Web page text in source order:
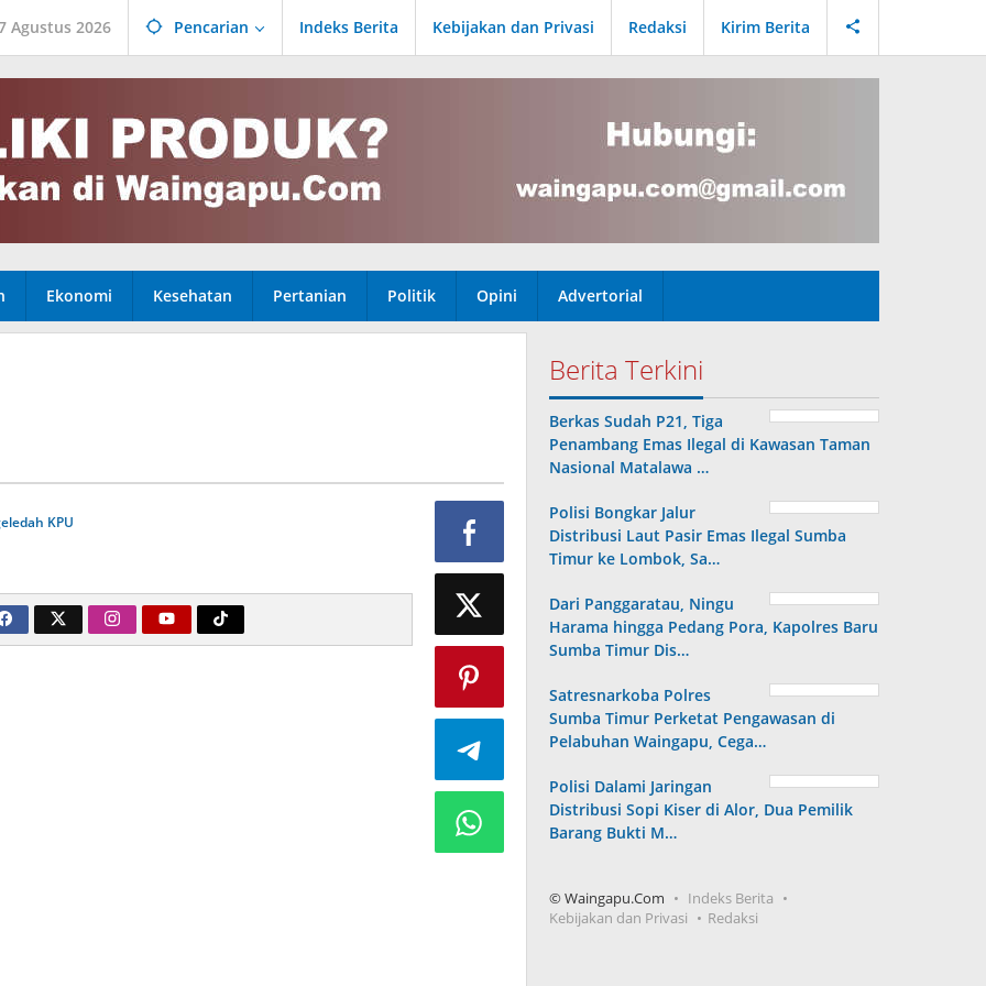
Agustus 2026 Pencarian Indeks Berita Kebijakan dan Privasi Redaksi Kirim Berita
Ekonomi Kesehatan Pertanian Politik Opini Advertorial
Berita Terkini
Berkas Sudah P21, Tiga
Penambang Emas Ilegal di Kawasan Taman
Nasional Matalawa …
Polisi Bongkar Jalur
Distribusi Laut Pasir Emas Ilegal Sumba
Timur ke Lombok, Sa…
Dari Panggaratau, Ningu
Harama hingga Pedang Pora, Kapolres Baru
Sumba Timur Dis…
Satresnarkoba Polres
Sumba Timur Perketat Pengawasan di
Pelabuhan Waingapu, Cega…
Polisi Dalami Jaringan
Distribusi Sopi Kiser di Alor, Dua Pemilik
Barang Bukti M…
© Waingapu.Com
Indeks Berita
Kebijakan dan Privasi
Redaksi